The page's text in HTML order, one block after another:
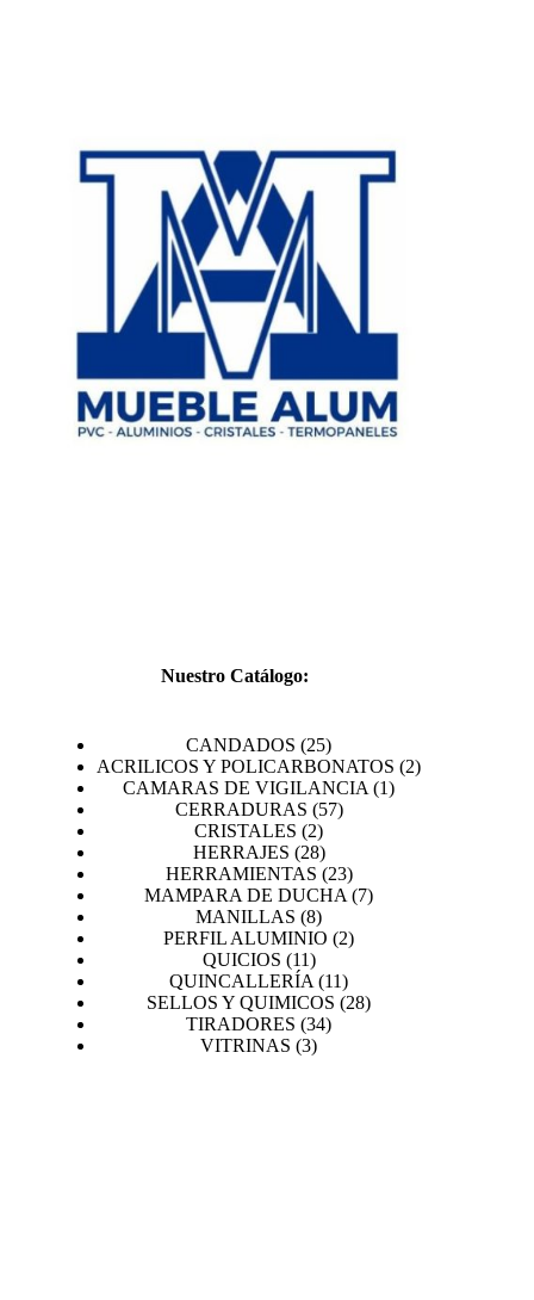
Nuestro Catálogo:
CANDADOS 2525
productos
ACRILICOS Y POLICARBONATOS 22
CAMARAS DE VIGILANCIA 11
CERRADURAS 5757
CRISTALES 22
productos
HERRAJES 2828
productos
HERRAMIENTAS 2323
productos
MAMPARA DE DUCHA 77
MANILLAS 88
productos
PERFIL ALUMINIO 22
QUICIOS 1111
productos
QUINCALLERÍA 1111
productos
SELLOS Y QUIMICOS 2828
TIRADORES 3434
VITRINAS 33